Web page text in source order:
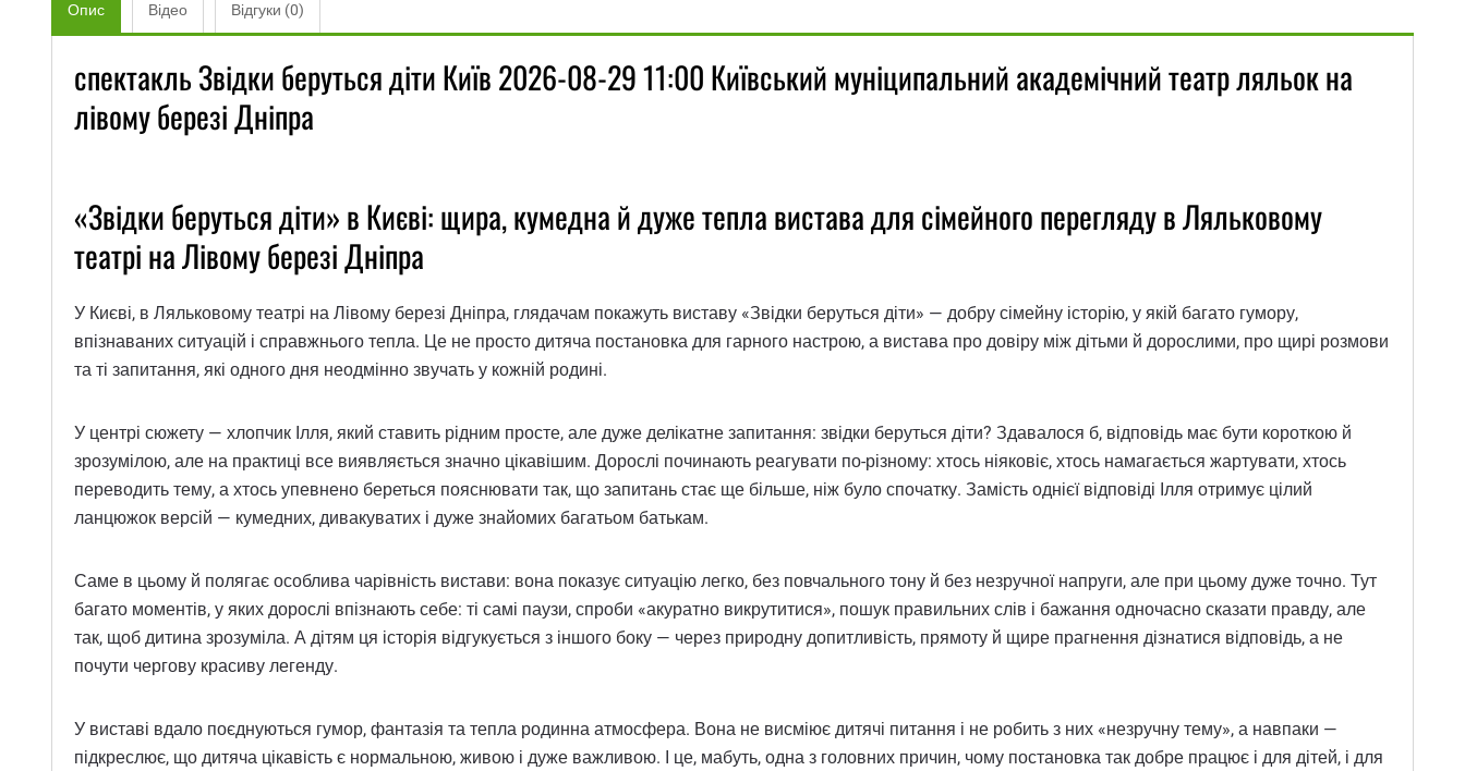
Опис Відео Відгуки (0)
спектакль Звідки беруться діти Київ 2026-08-29 11:00 Київський муніципальний академічний театр ляльок на
лівому березі Дніпра
«Звідки беруться діти» в Києві: щира, кумедна й дуже тепла вистава для сімейного перегляду в Ляльковому
театрі на Лівому березі Дніпра
У Києві, в Ляльковому театрі на Лівому березі Дніпра, глядачам покажуть виставу «Звідки беруться діти» — добру сімейну історію, у якій багато гумору,
впізнаваних ситуацій і справжнього тепла. Це не просто дитяча постановка для гарного настрою, а вистава про довіру між дітьми й дорослими, про щирі розмови
та ті запитання, які одного дня неодмінно звучать у кожній родині.
У центрі сюжету — хлопчик Ілля, який ставить рідним просте, але дуже делікатне запитання: звідки беруться діти? Здавалося б, відповідь має бути короткою й
зрозумілою, але на практиці все виявляється значно цікавішим. Дорослі починають реагувати по-різному: хтось ніяковіє, хтось намагається жартувати, хтось
переводить тему, а хтось упевнено береться пояснювати так, що запитань стає ще більше, ніж було спочатку. Замість однієї відповіді Ілля отримує цілий
ланцюжок версій — кумедних, дивакуватих і дуже знайомих багатьом батькам.
Саме в цьому й полягає особлива чарівність вистави: вона показує ситуацію легко, без повчального тону й без незручної напруги, але при цьому дуже точно. Тут
багато моментів, у яких дорослі впізнають себе: ті самі паузи, спроби «акуратно викрутитися», пошук правильних слів і бажання одночасно сказати правду, але
так, щоб дитина зрозуміла. А дітям ця історія відгукується з іншого боку — через природну допитливість, прямоту й щире прагнення дізнатися відповідь, а не
почути чергову красиву легенду.
У виставі вдало поєднуються гумор, фантазія та тепла родинна атмосфера. Вона не висміює дитячі питання і не робить з них «незручну тему», а навпаки —
підкреслює, що дитяча цікавість є нормальною, живою і дуже важливою. І це, мабуть, одна з головних причин, чому постановка так добре працює і для дітей, і для